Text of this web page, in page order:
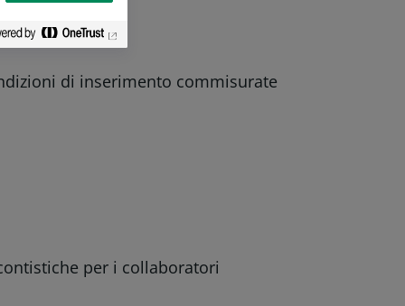
di inserimento commisurate
per i collaboratori